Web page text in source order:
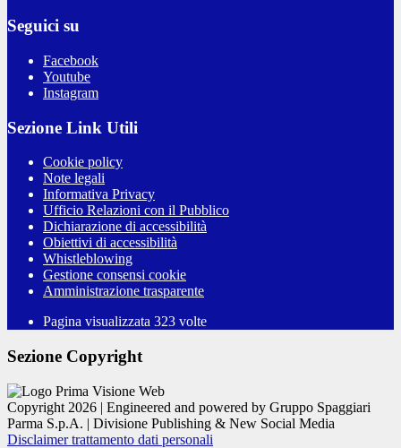
Seguici su
Facebook
Youtube
Instagram
Sezione Link Utili
Cookie policy
Note legali
Informativa Privacy
Ufficio Relazioni con il Pubblico
Dichiarazione di accessibilità
Obiettivi di accessibilità
Whistleblowing
Gestione consensi cookie
Amministrazione trasparente
Pagina visualizzata 323 volte
Sezione Copyright
Copyright 2026 | Engineered and powered by Gruppo Spaggiari
Parma S.p.A. | Divisione Publishing & New Social Media
Disclaimer trattamento dati personali